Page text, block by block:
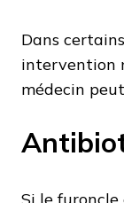
Dans
intervention
médecin
Si le furoncle